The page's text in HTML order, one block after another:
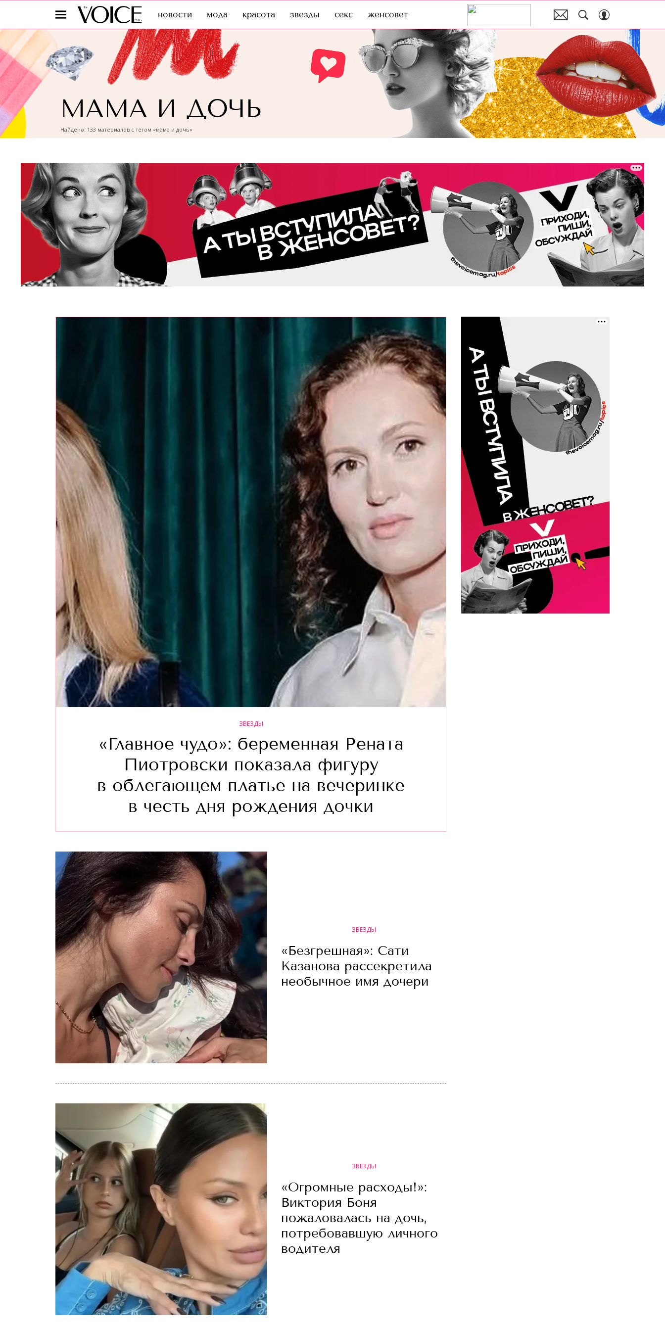
новости мода красота звезды секс женсовет
МАМА И ДОЧЬ
Найдено: 133 материалов с тегом «мама и дочь»
ЗВЕЗДЫ
«Главное чудо»: беременная Рената
Пиотровски показала фигуру
в облегающем платье на вечеринке
в честь дня рождения дочки
ЗВЕЗДЫ
«Безгрешная»: Сати
Казанова рассекретила
необычное имя дочери
ЗВЕЗДЫ
«Огромные расходы!»:
Виктория Боня
пожаловалась на дочь,
потребовавшую личного
водителя